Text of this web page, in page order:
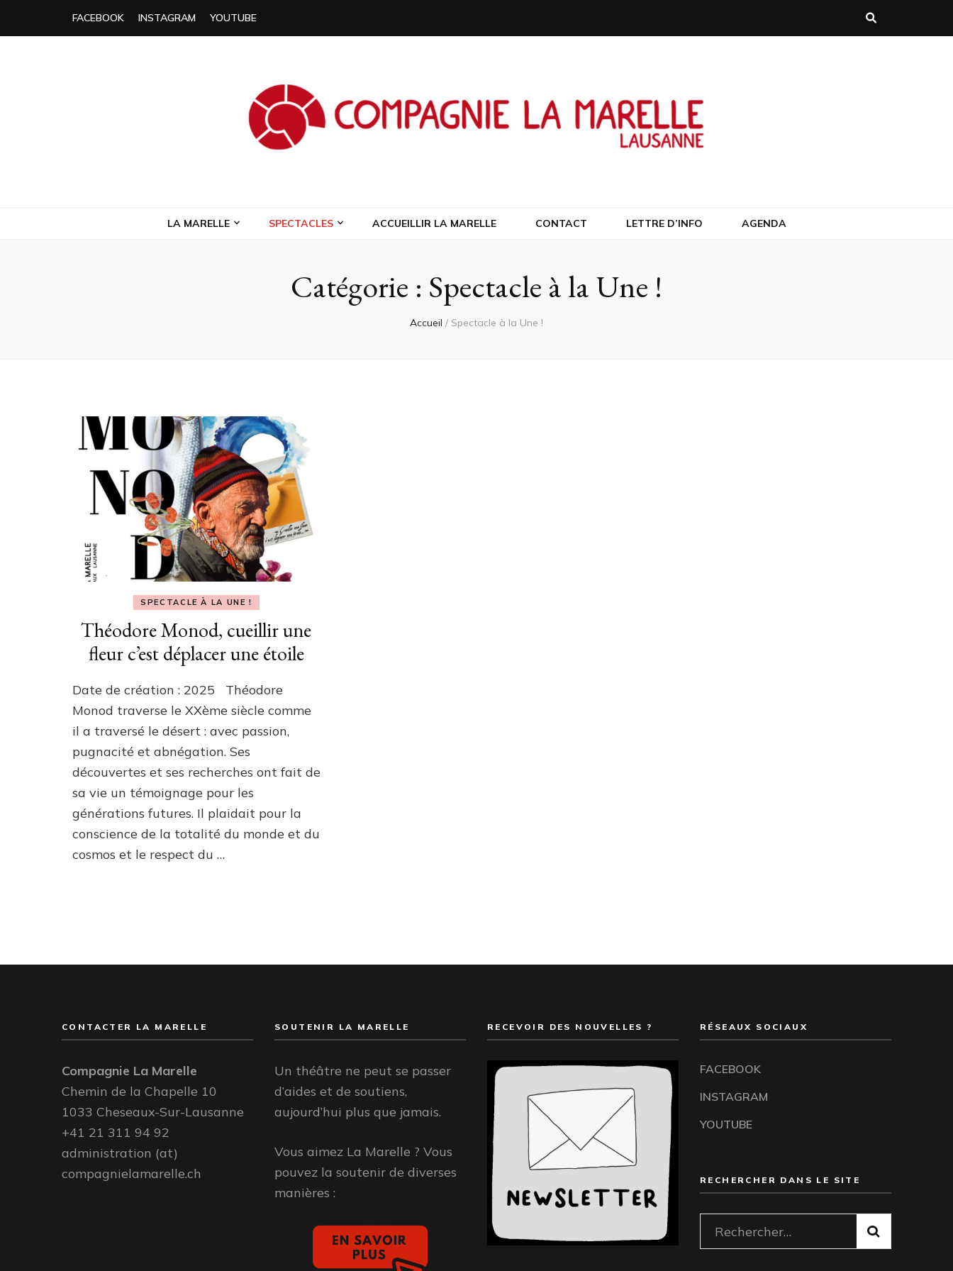
FACEBOOK INSTAGRAM YOUTUBE
LA MARELLE SPECTACLES ACCUEILLIR LA MARELLE CONTACT LETTRE D’INFO AGENDA
Catégorie : Spectacle à la Une !
Accueil / Spectacle à la Une !
SPECTACLE À LA UNE !
Théodore Monod, cueillir une
fleur c’est déplacer une étoile
Date de création : 2025 Théodore
Monod traverse le XXème siècle comme
il a traversé le désert : avec passion,
pugnacité et abnégation. Ses
découvertes et ses recherches ont fait de
sa vie un témoignage pour les
générations futures. Il plaidait pour la
conscience de la totalité du monde et du
cosmos et le respect du …
CONTACTER LA MARELLE
Compagnie La Marelle
Chemin de la Chapelle 10
1033 Cheseaux-Sur-Lausanne
+41 21 311 94 92
administration (at)
compagnielamarelle.ch
SOUTENIR LA MARELLE
Un théâtre ne peut se passer
d’aides et de soutiens,
aujourd’hui plus que jamais.
Vous aimez La Marelle ? Vous
pouvez la soutenir de diverses
manières :
RECEVOIR DES NOUVELLES ? RÉSEAUX SOCIAUX
FACEBOOK
INSTAGRAM
YOUTUBE
RECHERCHER DANS LE SITE
Rechercher :